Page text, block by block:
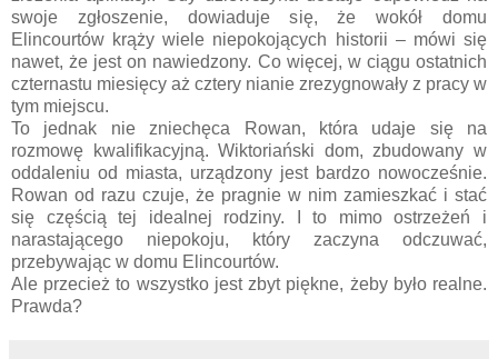
swoje zgłoszenie, dowiaduje się, że wokół domu
Elincourtów krąży wiele niepokojących historii – mówi się
nawet, że jest on nawiedzony. Co więcej, w ciągu ostatnich
czternastu miesięcy aż cztery nianie zrezygnowały z pracy w
tym miejscu.
To jednak nie zniechęca Rowan, która udaje się na
rozmowę kwalifikacyjną. Wiktoriański dom, zbudowany w
oddaleniu od miasta, urządzony jest bardzo nowocześnie.
Rowan od razu czuje, że pragnie w nim zamieszkać i stać
się częścią tej idealnej rodziny. I to mimo ostrzeżeń i
narastającego niepokoju, który zaczyna odczuwać,
przebywając w domu Elincourtów.
Ale przecież to wszystko jest zbyt piękne, żeby było realne.
Prawda?